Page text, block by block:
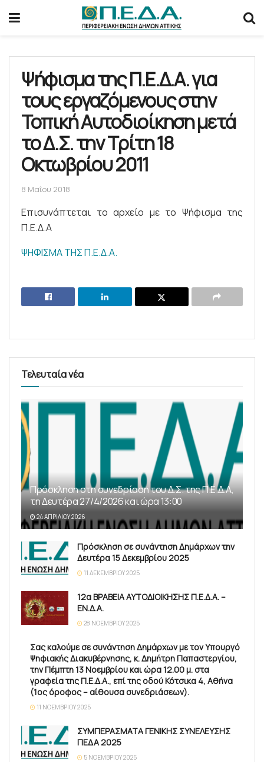
Ψήφισμα της Π.Ε.Δ.Α. για
τους εργαζόμενους στην
Τοπική Αυτοδιοίκηση μετά
το Δ.Σ. την Τρίτη 18
Οκτωβρίου 2011
8 Μαΐου 2018
Επισυνάπτεται το αρχείο με το Ψήφισμα της
Π.Ε.Δ.Α
ΨΗΦΙΣΜΑ ΤΗΣ Π.Ε.Δ.Α.
Τελευταία νέα
Πρόσκληση στη συνεδρίαση του Δ.Σ. της Π.Ε.Δ.Α,
τη Δευτέρα 27/4/2026 και ώρα 13:00
24 ΑΠΡΙΛΊΟΥ 2026
Πρόσκληση σε συνάντηση Δημάρχων την
Δευτέρα 15 Δεκεμβρίου 2025
11 ΔΕΚΕΜΒΡΊΟΥ 2025
12α ΒΡΑΒΕΙΑ ΑΥΤΟΔΙΟΙΚΗΣΗΣ Π.Ε.Δ.Α. –
ΕΝ.Δ.Α.
28 ΝΟΕΜΒΡΊΟΥ 2025
Σας καλούμε σε συνάντηση Δημάρχων με τον Υπουργό
Ψηφιακής Διακυβέρνησης, κ. Δημήτρη Παπαστεργίου,
την Πέμπτη 13 Νοεμβρίου και ώρα 12.00 μ. στα
γραφεία της Π.Ε.Δ.Α., επί της οδού Κότσικα 4, Αθήνα
(1ος όροφος – αίθουσα συνεδριάσεων).
11 ΝΟΕΜΒΡΊΟΥ 2025
ΣΥΜΠΕΡΑΣΜΑΤΑ ΓΕΝΙΚΗΣ ΣΥΝΕΛΕΥΣΗΣ
ΠΕΔΑ 2025
5 ΝΟΕΜΒΡΊΟΥ 2025